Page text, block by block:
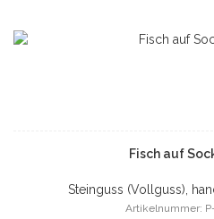
Fisch auf
Steinguss (Vollguss),
Artikelnummer: